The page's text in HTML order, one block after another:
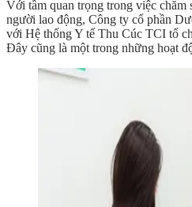
Với tầm quan trọng trong việc chăm
người lao động, Công ty cổ phần
với Hệ thống Y tế Thu Cúc TCI tổ
Đây cũng là một trong những hoạt